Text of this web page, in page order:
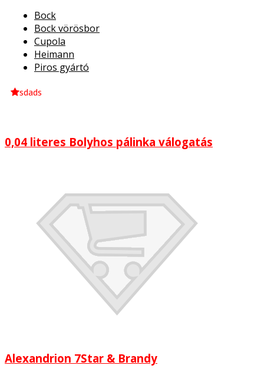
Bock
Bock vörösbor
Cupola
Heimann
Piros gyártó
sdads
0,04 literes Bolyhos pálinka válogatás
Alexandrion 7Star & Brandy